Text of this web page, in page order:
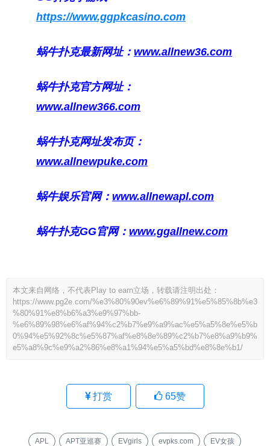
https://www.ggpkcasino.com
蜗牛扑克最新网址： www.allnew36.com
蜗牛扑克官方网址：
www.allnew366.com
蜗牛扑克网址发布页：
www.allnewpuke.com
蜗牛娱乐官网： www.allnewapl.com
蜗牛扑克GG官网： www.ggallnew.com
本文来自网络，不代表Play to earn立场，转载请注明出处：
https://www.pg2e.com/%e3%80%90ev%e6%89%91%e5%85%8b%e3
%80%91%e8%b6%a3%e9%97%bb-
%e6%89%98%e6%af%94%c2%b7%e9%a9%ac%e5%a5%8e%e5%b
0%94%e5%92%8c%e5%87%af%e8%8e%89%c2%b7%e8%a9%b9%
e5%a8%9c%e9%a2%86%e8%a1%94%e5%a5%bd%e8%8e%b1/
打赏 65赞
APL APT亚巡赛 EVgirls evpks.com EV女孩